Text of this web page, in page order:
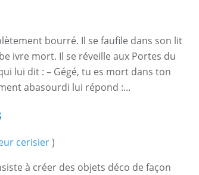
bourré. Il se faufile dans son lit
ivre mort. Il se réveille aux Portes du
lui dit : – Gégé, tu es mort dans ton
abasourdi lui répond :...
cerisier)
à créer des objets déco de façon